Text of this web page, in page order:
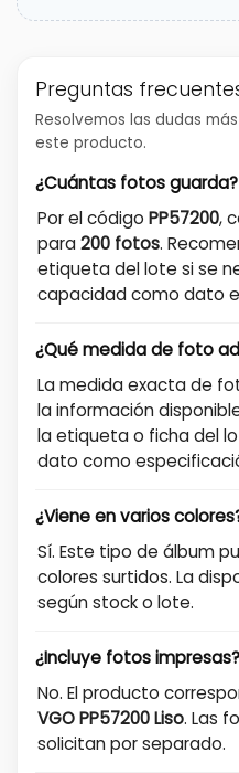
Preguntas
Resolvemos las dudas
este producto.
¿Cuántas fotos guarda?
Por el código PP57200,
para200 fotos.
etiqueta del lote si se
capacidad como dato
¿Qué medida de foto
La medida exacta de
la información
la etiqueta o ficha del
dato como
¿Viene en varios
Sí. Este tipo de álbum
colores surtidos. La
según stock o lote.
¿Incluye fotos impresas?
No. El producto
VGO PP57200 Liso. Las
solicitan por separado.